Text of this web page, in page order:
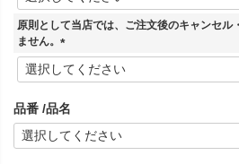
須
原則として当店では、ご注文後のキャンセル
ません。
(
必
)
品番 品名